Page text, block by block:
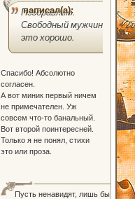
написал(а):
Поздравляю.
Свободный мужчина
это хорошо.
Спасибо! Абсолютно
согласен.
А вот миник первый ничем
не примечателен. Уж
совсем что-то банальный.
Вот второй поинтересней.
Только я не понял, стихи
это или проза.
Пусть ненавидят, лишь бы